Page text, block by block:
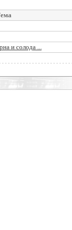
и солода ...